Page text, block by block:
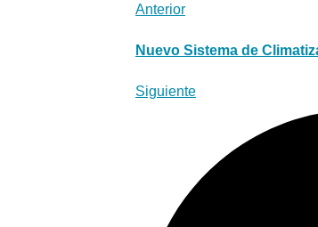
Anterior
Nuevo Sistema de
Siguiente